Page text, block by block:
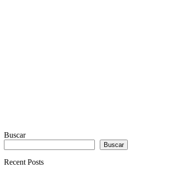
Buscar
Buscar
Recent Posts